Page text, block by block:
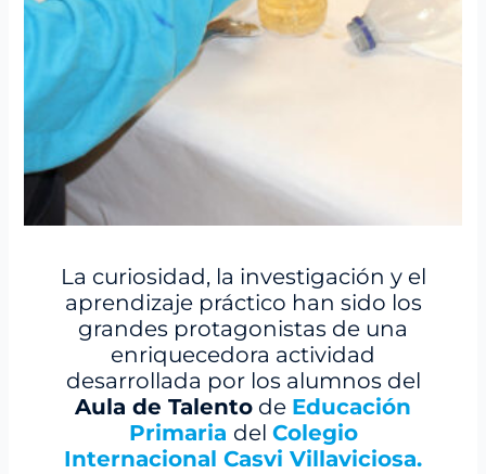
La curiosidad, la investigación y el
aprendizaje práctico han sido los
grandes protagonistas de una
enriquecedora actividad
desarrollada por los alumnos del
Aula de Talento de Educación
Primaria del Colegio
Internacional Casvi Villaviciosa.